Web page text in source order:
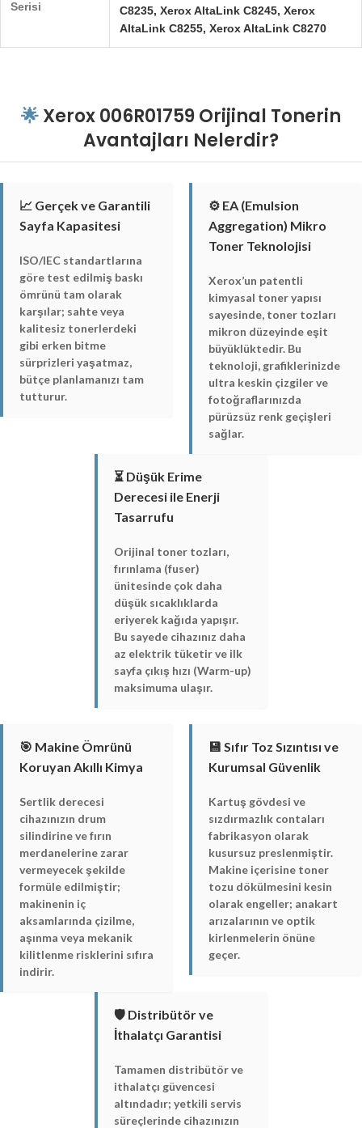
Serisi
C8235, Xerox AltaLink C8245, Xerox
AltaLink C8255, Xerox AltaLink C8270
🌟Xerox 006R01759 Orijinal Tonerin
Avantajları Nelerdir?
📈 Gerçek ve Garantili
Sayfa Kapasitesi
ISO/IEC standartlarına
göre test edilmiş baskı
ömrünü tam olarak
karşılar; sahte veya
kalitesiz tonerlerdeki
gibi erken bitme
sürprizleri yaşatmaz,
bütçe planlamanızı tam
tutturur.
⚙️ EA (Emulsion
Aggregation) Mikro
Toner Teknolojisi
Xerox’un patentli
kimyasal toner yapısı
sayesinde, toner tozları
mikron düzeyinde eşit
büyüklüktedir. Bu
teknoloji, grafiklerinizde
ultra keskin çizgiler ve
fotoğraflarınızda
pürüzsüz renk geçişleri
sağlar.
⏳ Düşük Erime
Derecesi ile Enerji
Tasarrufu
Orijinal toner tozları,
fırınlama (fuser)
ünitesinde çok daha
düşük sıcaklıklarda
eriyerek kağıda yapışır.
Bu sayede cihazınız daha
az elektrik tüketir ve ilk
sayfa çıkış hızı (Warm-up)
maksimuma ulaşır.
🎯 Makine Ömrünü
Koruyan Akıllı Kimya
Sertlik derecesi
cihazınızın drum
silindirine ve fırın
merdanelerine zarar
vermeyecek şekilde
formüle edilmiştir;
makinenin iç
aksamlarında çizilme,
aşınma veya mekanik
kilitlenme risklerini sıfıra
indirir.
💾 Sıfır Toz Sızıntısı ve
Kurumsal Güvenlik
Kartuş gövdesi ve
sızdırmazlık contaları
fabrikasyon olarak
kusursuz preslenmiştir.
Makine içerisine toner
tozu dökülmesini kesin
olarak engeller; anakart
arızalarının ve optik
kirlenmelerin önüne
geçer.
🛡️ Distribütör ve
İthalatçı Garantisi
Tamamen distribütör ve
ithalatçı güvencesi
altındadır; yetkili servis
süreçlerinde cihazınızın